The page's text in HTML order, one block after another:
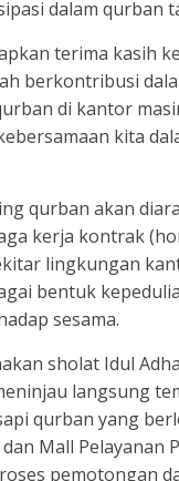
dalam qurban
terima kasih
berkontribusi
di kantor
kita
qurban akan
kerja kontrak
lingkungan
bentuk
sesama.
sholat Idul
langsung
qurban yang
Mall Pelayanan
pemotongan